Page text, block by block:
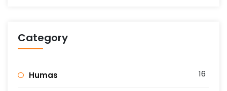
Category
Humas 16